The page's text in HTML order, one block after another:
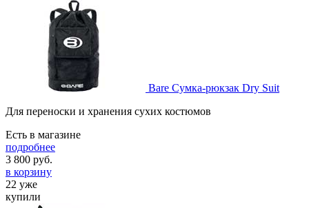
Bare Сумка-рюкзак Dry Suit
Для переноски и хранения сухих костюмов
Есть в магазине
подробнее
3 800 руб.
в корзину
22 уже
купили